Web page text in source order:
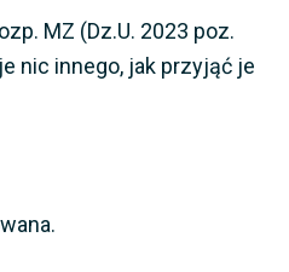
MZ (Dz.U. 2023 poz.
nic innego, jak przyjąć je